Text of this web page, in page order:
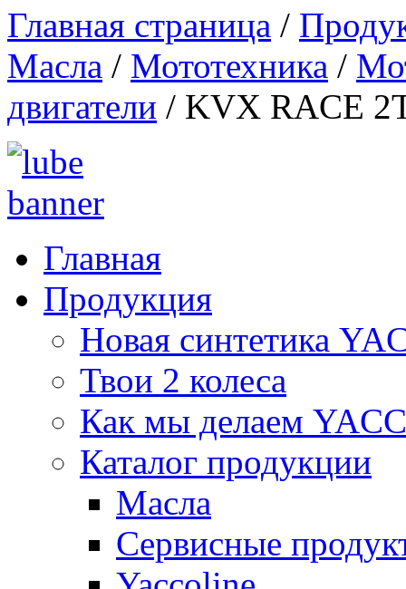
Главная страница /
Масла / Мототехника /
двигатели / KVX RACE
Главная
Продукция
Новая синтетика
Твои 2 колеса
Как мы делаем
Каталог продукции
Масла
Сервисные